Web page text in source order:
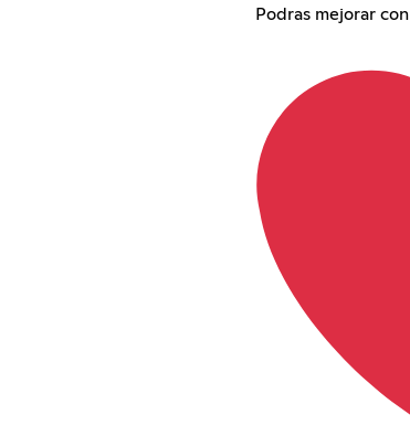
Podras mejorar